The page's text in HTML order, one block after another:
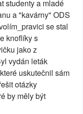
studenty a mladé
a "kavárny" ODS
se stal
knoflíky s
jako z
vydán leták
uskutečnil sám
otázky
by měly být